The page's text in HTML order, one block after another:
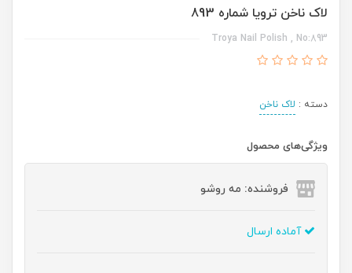
لاک ناخن ترویا شماره 893
Troya Nail Polish , No:893
دسته : لاک ناخن
ویژگی‌های محصول
فروشنده: مه رو‌شو
آماده ارسال